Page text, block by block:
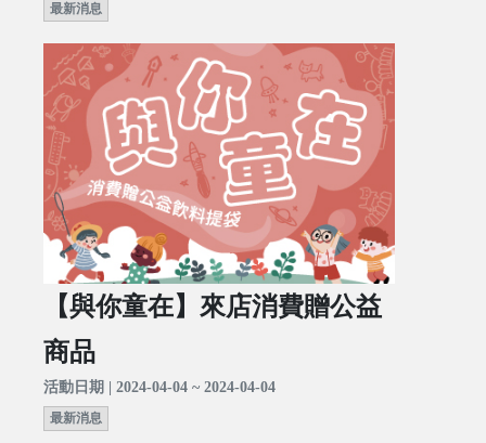
最新消息
【與你童在】來店消費贈公益
商品
活動日期 | 2024-04-04 ~ 2024-04-04
最新消息